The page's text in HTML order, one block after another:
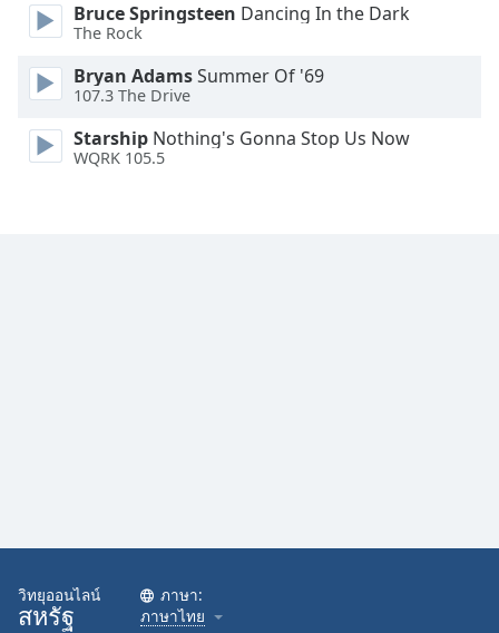
Opacity
Size
window.
Bruce Springsteen Dancing In the Dark
The Rock
Bryan AdamsSummer Of '69
107.3 The Drive
Starship Nothing's Gonna Stop Us Now
WQRK 105.5
วิทยุออนไลน์
สหรัฐ
ภาษา:
ภาษาไทย